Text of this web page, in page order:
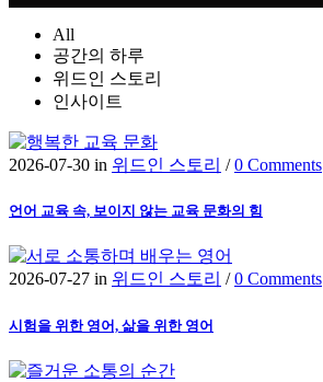
All
공간의 하루
위드인 스토리
인사이트
2026-07-30 in 위드인 스토리 /0 Comments
언어 교육 속, 보이지 않는 교육 문화의 힘
2026-07-27 in 위드인 스토리 /0 Comments
시험을 위한 영어, 삶을 위한 영어